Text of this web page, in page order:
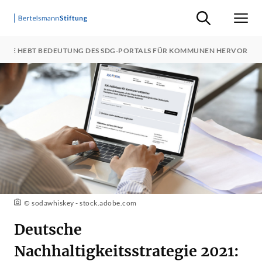
Suche ein-/
HEBT BEDEUTUNG DES SDG-PORTALS FÜR KOMMUNEN HERVOR
© sodawhiskey - stock.adobe.com
Deutsche
Nachhaltigkeitsstrategie 2021: